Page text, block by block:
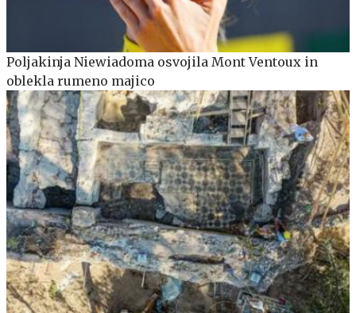
Poljakinja Niewiadoma osvojila Mont Ventoux in
oblekla rumeno majico